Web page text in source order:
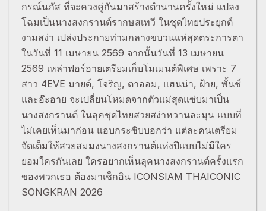
กรณ์นภัส ที่จะควงคู่กันมาสร้างตำนานครั้งใหม่ แปลง
โฉมเป็นนางสงกรานต์รากษสเทวี ในชุดไทยประยุกต์
งามสง่า เปล่งประกายท่ามกลางขบวนแห่สุดตระการตา
ในวันที่ 11 เมษายน 2569 จากนั้นวันที่ 13 เมษายน
2569 เหล่าฟอร์อายเตรียมเก็บโมเมนต์พิเศษ เพราะ 7
สาว 4EVE มายด์, โจริญ, ตาออม, แฮนน่า, ฝ้าย, พั้นช์
และอ๊ะอาย จะเปลี่ยนโหมดจากตัวแม่สุดแซ่บมาเป็น
นางสงกรานต์ ในลุคชุดไทยสวยสง่าหวานละมุน แบบที่
ไม่เคยเห็นมาก่อน แอบกระซิบบอกว่า แต่ละคนเตรียม
จัดเต็มให้สวยสมมงนางสงกรานต์แห่งปีแบบไม่มีใคร
ยอมใครกันเลย ใครอยากเห็นลุคนางสงกรานต์ครั้งแรก
ของพวกเธอ ต้องมาเช็กอิน ICONSIAM THAICONIC
SONGKRAN 2026